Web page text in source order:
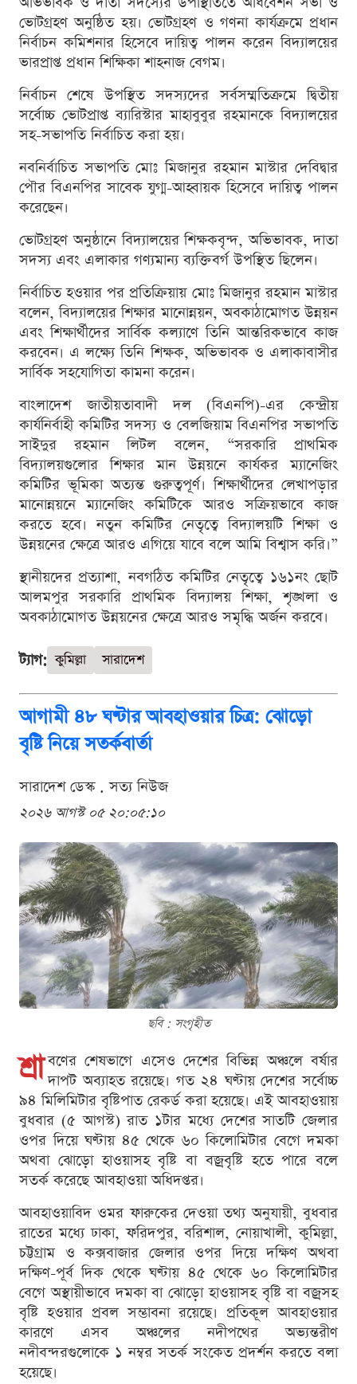
ভোটগ্রহণ অনুষ্ঠিত হয়। ভোটগ্রহণ ও গণনা কার্যক্রমে প্রধান
নির্বাচন কমিশনার হিসেবে দায়িত্ব পালন করেন বিদ্যালয়ের
ভারপ্রাপ্ত প্রধান শিক্ষিকা শাহনাজ বেগম।
নির্বাচন শেষে উপস্থিত সদস্যদের সর্বসম্মতিক্রমে দ্বিতীয়
সর্বোচ্চ ভোটপ্রাপ্ত ব্যারিস্টার মাহাবুবুর রহমানকে বিদ্যালয়ের
সহ-সভাপতি নির্বাচিত করা হয়।
নবনির্বাচিত সভাপতি মোঃ মিজানুর রহমান মাস্টার দেবিদ্বার
পৌর বিএনপির সাবেক যুগ্ম-আহ্বায়ক হিসেবে দায়িত্ব পালন
করেছেন।
ভোটগ্রহণ অনুষ্ঠানে বিদ্যালয়ের শিক্ষকবৃন্দ, অভিভাবক, দাতা
সদস্য এবং এলাকার গণ্যমান্য ব্যক্তিবর্গ উপস্থিত ছিলেন।
নির্বাচিত হওয়ার পর প্রতিক্রিয়ায় মোঃ মিজানুর রহমান মাস্টার
বলেন, বিদ্যালয়ের শিক্ষার মানোন্নয়ন, অবকাঠামোগত উন্নয়ন
এবং শিক্ষার্থীদের সার্বিক কল্যাণে তিনি আন্তরিকভাবে কাজ
করবেন। এ লক্ষ্যে তিনি শিক্ষক, অভিভাবক ও এলাকাবাসীর
সার্বিক সহযোগিতা কামনা করেন।
বাংলাদেশ জাতীয়তাবাদী দল (বিএনপি)-এর কেন্দ্রীয়
কার্যনির্বাহী কমিটির সদস্য ও বেলজিয়াম বিএনপির সভাপতি
সাইদুর রহমান লিটল বলেন, “সরকারি প্রাথমিক
বিদ্যালয়গুলোর শিক্ষার মান উন্নয়নে কার্যকর ম্যানেজিং
কমিটির ভূমিকা অত্যন্ত গুরুত্বপূর্ণ। শিক্ষার্থীদের লেখাপড়ার
মানোন্নয়নে ম্যানেজিং কমিটিকে আরও সক্রিয়ভাবে কাজ
করতে হবে। নতুন কমিটির নেতৃত্বে বিদ্যালয়টি শিক্ষা ও
উন্নয়নের ক্ষেত্রে আরও এগিয়ে যাবে বলে আমি বিশ্বাস করি।”
স্থানীয়দের প্রত্যাশা, নবগঠিত কমিটির নেতৃত্বে ১৬১নং ছোট
আলমপুর সরকারি প্রাথমিক বিদ্যালয় শিক্ষা, শৃঙ্খলা ও
অবকাঠামোগত উন্নয়নের ক্ষেত্রে আরও সমৃদ্ধি অর্জন করবে।
ট্যাগ: কুমিল্লা সারাদেশ
আগামী ৪৮ ঘণ্টার আবহাওয়ার চিত্র: ঝোড়ো
বৃষ্টি নিয়ে সতর্কবার্তা
সারাদেশ ডেস্ক . সত্য নিউজ
২০২৬ আগস্ট ০৫ ২০:০৫:১০
ছবি : সংগৃহীত
শ্রা বণের শেষভাগে এসেও দেশের বিভিন্ন অঞ্চলে বর্ষার
দাপট অব্যাহত রয়েছে। গত ২৪ ঘণ্টায় দেশের সর্বোচ্চ
৯৪ মিলিমিটার বৃষ্টিপাত রেকর্ড করা হয়েছে। এই আবহাওয়ায়
বুধবার (৫ আগস্ট) রাত ১টার মধ্যে দেশের সাতটি জেলার
ওপর দিয়ে ঘণ্টায় ৪৫ থেকে ৬০ কিলোমিটার বেগে দমকা
অথবা ঝোড়ো হাওয়াসহ বৃষ্টি বা বজ্রবৃষ্টি হতে পারে বলে
সতর্ক করেছে আবহাওয়া অধিদপ্তর।
আবহাওয়াবিদ ওমর ফারুকের দেওয়া তথ্য অনুযায়ী, বুধবার
রাতের মধ্যে ঢাকা, ফরিদপুর, বরিশাল, নোয়াখালী, কুমিল্লা,
চট্টগ্রাম ও কক্সবাজার জেলার ওপর দিয়ে দক্ষিণ অথবা
দক্ষিণ-পূর্ব দিক থেকে ঘণ্টায় ৪৫ থেকে ৬০ কিলোমিটার
বেগে অস্থায়ীভাবে দমকা বা ঝোড়ো হাওয়াসহ বৃষ্টি বা বজ্রসহ
বৃষ্টি হওয়ার প্রবল সম্ভাবনা রয়েছে। প্রতিকূল আবহাওয়ার
কারণে এসব অঞ্চলের নদীপথের অভ্যন্তরীণ
নদীবন্দরগুলোকে ১ নম্বর সতর্ক সংকেত প্রদর্শন করতে বলা
হয়েছে।